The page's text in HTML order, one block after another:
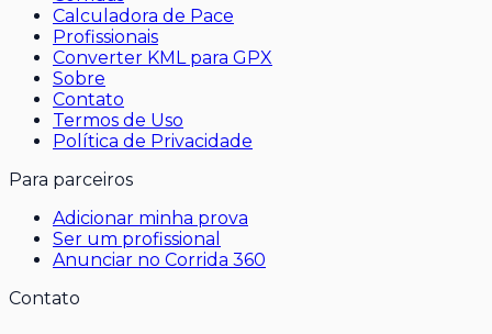
Calculadora de Pace
Profissionais
Converter KML para GPX
Sobre
Contato
Termos de Uso
Política de Privacidade
Para parceiros
Adicionar minha prova
Ser um profissional
Anunciar no Corrida 360
Contato